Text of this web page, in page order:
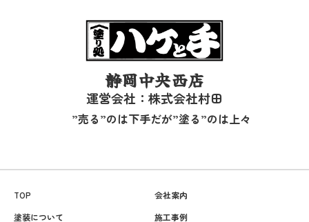
静岡中央西店
運営会社：株式会社村田
”売る”のは下手だが”塗る”のは上々
TOP
会社案内
塗装について
施工事例